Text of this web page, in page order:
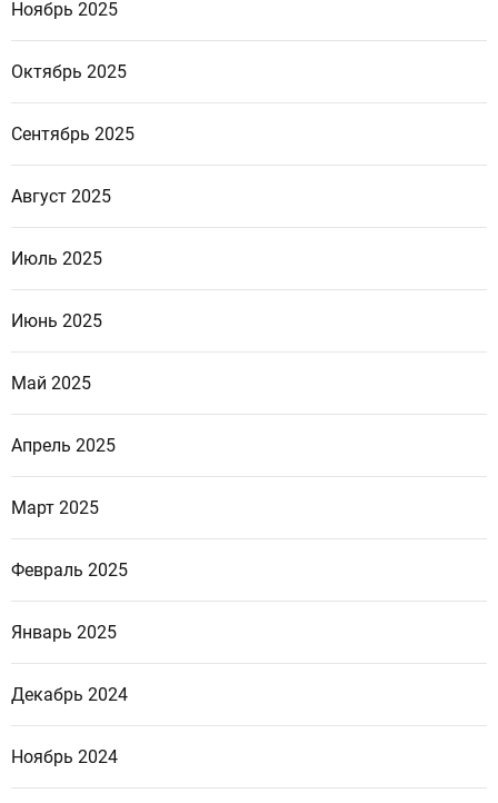
Ноябрь 2025
Октябрь 2025
Сентябрь 2025
Август 2025
Июль 2025
Июнь 2025
Май 2025
Апрель 2025
Март 2025
Февраль 2025
Январь 2025
Декабрь 2024
Ноябрь 2024